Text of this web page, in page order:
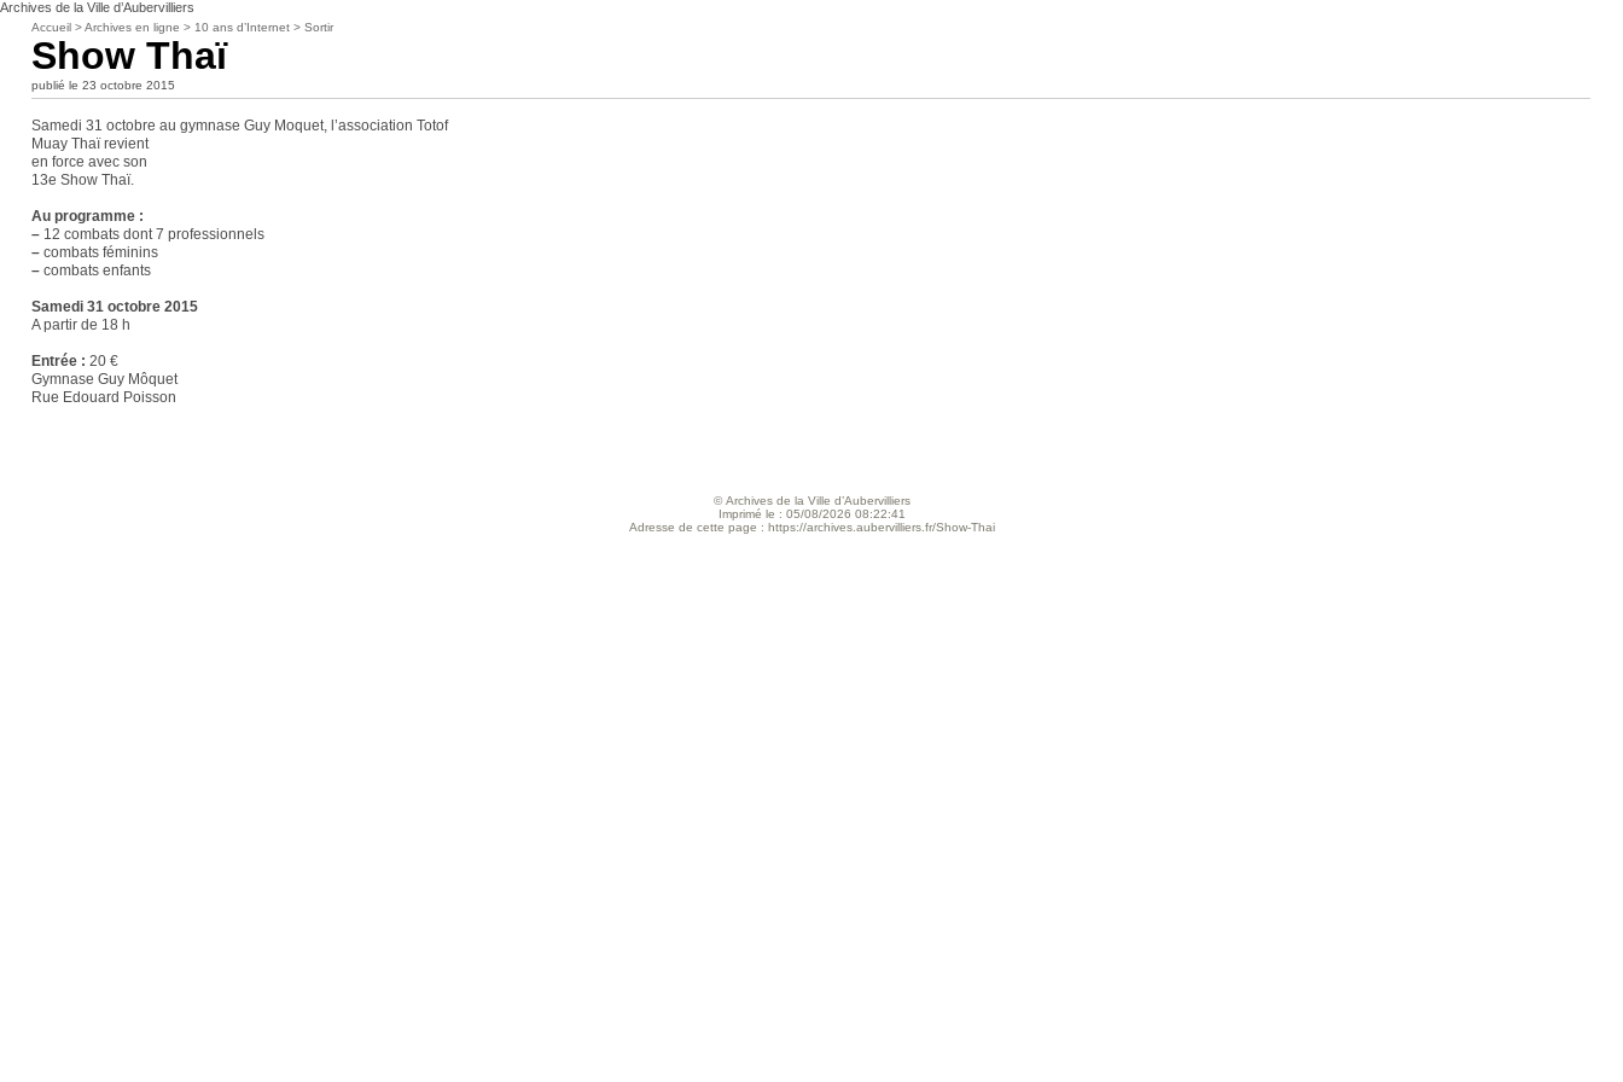
Archives de la Ville d’Aubervilliers
Accueil >Archives en ligne > 10 ans d’Internet >Sortir
Show Thaï
publié le 23 octobre 2015
Samedi 31 octobre au gymnase Guy Moquet, l’association Totof
Muay Thaï revient
en force avec son
13e Show Thaï.
Au programme :
– 12 combats dont 7 professionnels
– combats féminins
– combats enfants
Samedi 31 octobre 2015
A partir de 18 h
Entrée : 20 €
Gymnase Guy Môquet
Rue Edouard Poisson
© Archives de la Ville d’Aubervilliers
Imprimé le : 05/08/2026 08:22:41
Adresse de cette page : https://archives.aubervilliers.fr/Show-Thai